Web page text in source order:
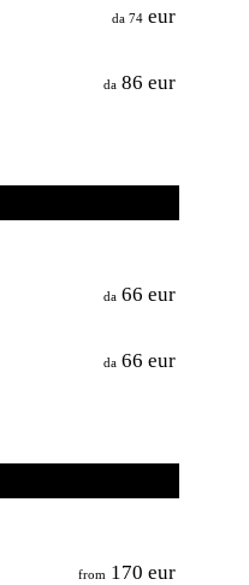
da 74 eur
da 86 eur
da 66 eur
da 66 eur
from 170 eur